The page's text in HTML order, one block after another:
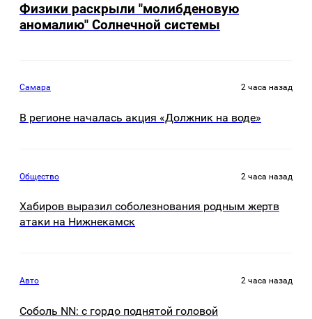
Физики раскрыли "молибденовую
аномалию" Солнечной системы
Самара 2 часа назад
В регионе началась акция «Должник на воде»
Общество 2 часа назад
Хабиров выразил соболезнования родным жертв
атаки на Нижнекамск
Авто 2 часа назад
Соболь NN: с гордо поднятой головой